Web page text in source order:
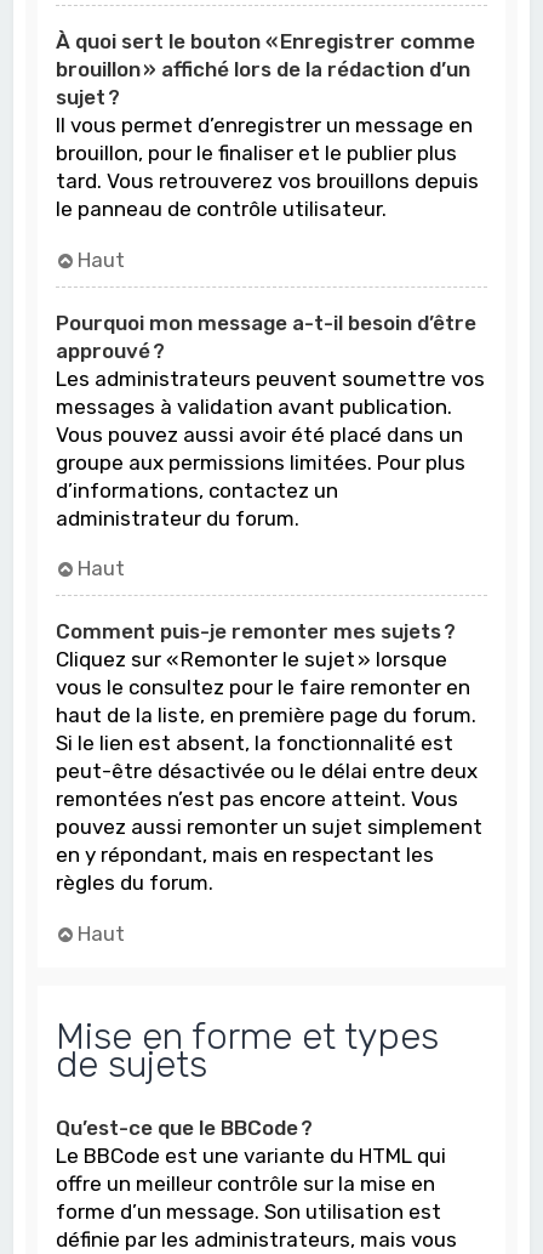
À quoi sert le bouton « Enregistrer comme
brouillon » affiché lors de la rédaction d’un
sujet ?
Il vous permet d’enregistrer un message en
brouillon, pour le finaliser et le publier plus
tard. Vous retrouverez vos brouillons depuis
le panneau de contrôle utilisateur.
Haut
Pourquoi mon message a-t-il besoin d’être
approuvé ?
Les administrateurs peuvent soumettre vos
messages à validation avant publication.
Vous pouvez aussi avoir été placé dans un
groupe aux permissions limitées. Pour plus
d’informations, contactez un
administrateur du forum.
Haut
Comment puis-je remonter mes sujets ?
Cliquez sur « Remonter le sujet » lorsque
vous le consultez pour le faire remonter en
haut de la liste, en première page du forum.
Si le lien est absent, la fonctionnalité est
peut-être désactivée ou le délai entre deux
remontées n’est pas encore atteint. Vous
pouvez aussi remonter un sujet simplement
en y répondant, mais en respectant les
règles du forum.
Haut
Mise en forme et types
de sujets
Qu’est-ce que le BBCode ?
Le BBCode est une variante du HTML qui
offre un meilleur contrôle sur la mise en
forme d’un message. Son utilisation est
définie par les administrateurs, mais vous